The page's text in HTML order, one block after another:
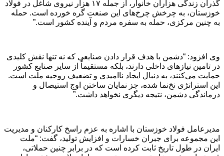
گذران زندگی هزاران خانوار، از جمله ۱۷ هزار نیروی شاغل در فولاد
خوزستان، به چرخش چرخ‌های این صنعت گره خورده است. حمله
به چنین مرکزی، حمله به سفره مردم و آینده کشور است.”
وی افزود: “دشمن با هدف قرار دادن صنایعی که نه تنها نقش کلیدی
در تامین نیازهای داخلی دارند، بلکه مستقیماً از سایر صنایع کشور
حمایت می‌کنند، به دنبال ایجاد ناامیدی و تضعیف روحیه ملت است.
این استراتژی نخ‌نما شده، جز نمایان ساختن اوج استیصال و
درماندگی دشمن، نتیجه دیگری نخواهد داشت.”
مدیرعامل فولاد خوزستان با اشاره به عزم راسخ کارکنان و مدیریت
این مجموعه برای جبران خسارات و افزایش تولید، گفت: “ملت
ایران در طول تاریخ ثابت کرده است که در برابر چنین حملاتی،